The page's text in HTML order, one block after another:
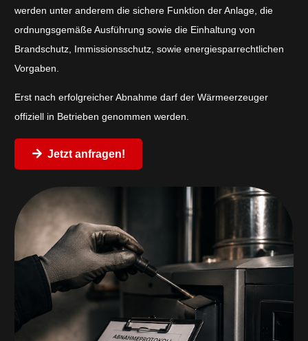
werden unter anderem die sichere Funktion der Anlage, die
ordnungsgemäße Ausführung sowie die Einhaltung von
Brandschutz, Immissionsschutz, sowie energiesparrechtlichen
Vorgaben.
Erst nach erfolgreicher Abnahme darf der Wärmeerzeuger
offiziell in Betrieben genommen werden.
Jetzt anfragen!